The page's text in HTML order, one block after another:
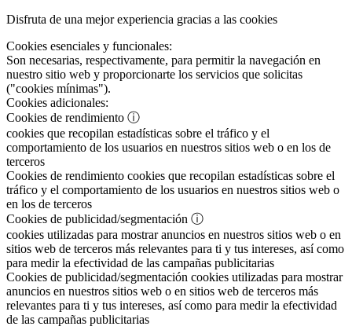
Disfruta de una mejor experiencia gracias a las cookies
Cookies esenciales y funcionales:
Son necesarias, respectivamente, para permitir la navegación en
nuestro sitio web y proporcionarte los servicios que solicitas
("cookies mínimas").
Cookies adicionales:
Cookies de rendimiento ⓘ
cookies que recopilan estadísticas sobre el tráfico y el
comportamiento de los usuarios en nuestros sitios web o en los de
terceros
Cookies de rendimiento cookies que recopilan estadísticas sobre el
tráfico y el comportamiento de los usuarios en nuestros sitios web o
en los de terceros
Cookies de publicidad/segmentación ⓘ
cookies utilizadas para mostrar anuncios en nuestros sitios web o en
sitios web de terceros más relevantes para ti y tus intereses, así como
para medir la efectividad de las campañas publicitarias
Cookies de publicidad/segmentación cookies utilizadas para mostrar
anuncios en nuestros sitios web o en sitios web de terceros más
relevantes para ti y tus intereses, así como para medir la efectividad
de las campañas publicitarias